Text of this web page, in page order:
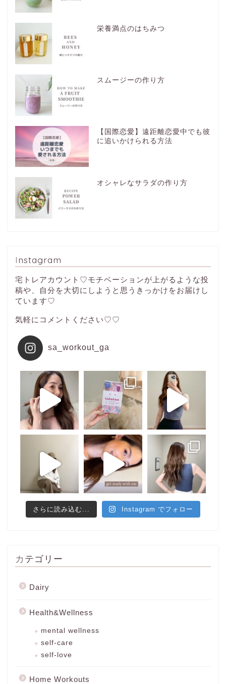
栄養満点のはちみつ
スムージーの作り方
【国際恋愛】遠距離恋愛中でも彼
に追いかけられる方法
オシャレなサラダの作り方
Instagram
宅トレアカウント♡モチベーションが上がるような投
稿や、自分を大切にしようと思うきっかけをお届けし
ています♡
気軽にコメントください♡♡
sa_workout_ga
さらに読み込む... Instagram でフォロー
カテゴリー
Dairy
Health&Wellness
mental wellness
self-care
self-love
Home Workouts